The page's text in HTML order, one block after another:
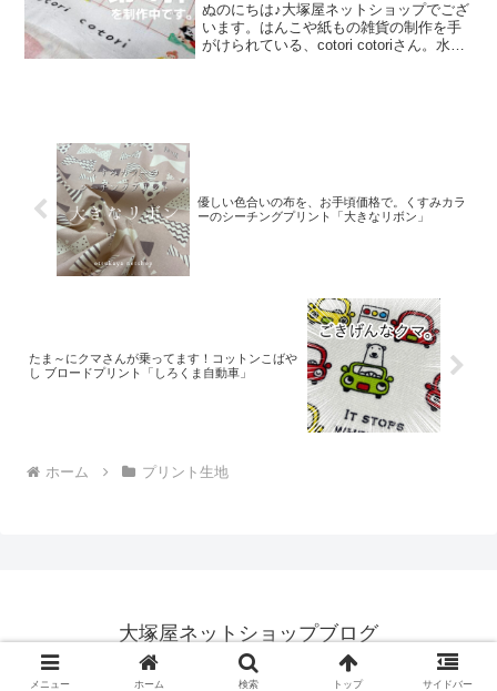
ぬのにちは♪大塚屋ネットショップでござ
います。はんこや紙もの雑貨の制作を手
がけられている、cotori cotoriさん。水彩
優しい色合いの布を、お手頃価格で。くすみカラ
ーのシーチングプリント「大きなリボン」
たま～にクマさんが乗ってます！コットンこばや
し ブロードプリント「しろくま自動車」
ホーム プリント生地
大塚屋ネットショップブログ
© 2018 大塚屋ネットショップブログ.
メニュー ホーム 検索 トップ サイドバー